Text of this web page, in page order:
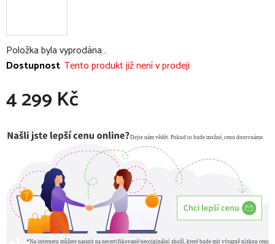
Položka byla vyprodána…
Dostupnost Tento produkt již není v prodeji
4 299 Kč